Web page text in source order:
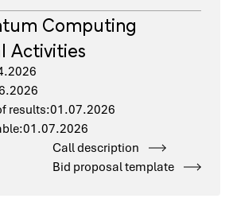
Computing
Activities
results:01.07.2026
01.07.2026
Call description
Bid proposal template